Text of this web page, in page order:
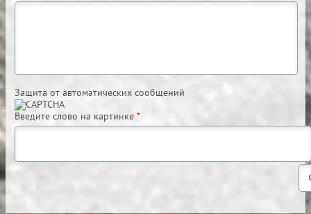
Защита от автоматических сообщений
Введите слово на картинке *